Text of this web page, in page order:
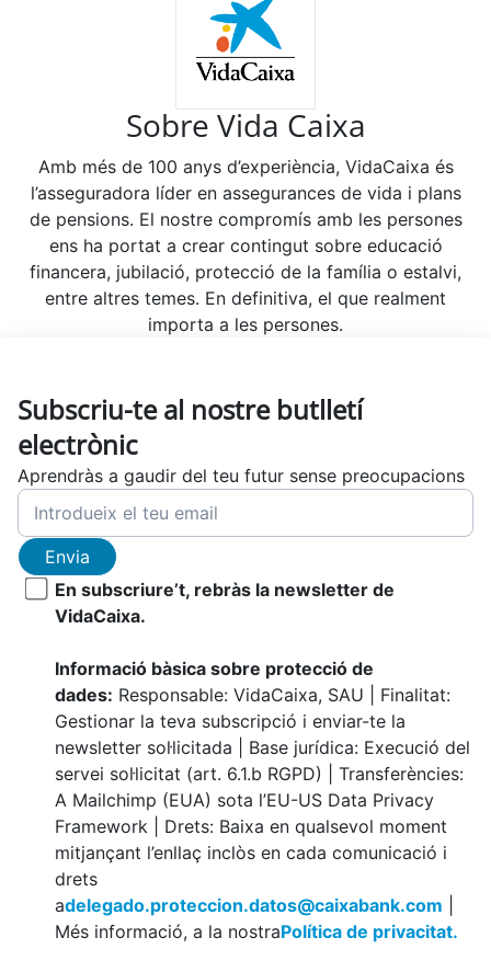
Sobre Vida Caixa
Amb més de 100 anys d’experiència, VidaCaixa és
l’asseguradora líder en assegurances de vida i plans
de pensions. El nostre compromís amb les persones
ens ha portat a crear contingut sobre educació
financera, jubilació, protecció de la família o estalvi,
entre altres temes. En definitiva, el que realment
importa a les persones.
Subscriu-te al nostre butlletí
electrònic
Aprendràs a gaudir del teu futur sense preocupacions
Envia
En subscriure’t, rebràs la newsletter de
VidaCaixa.
Informació bàsica sobre protecció de
dades: Responsable: VidaCaixa, SAU | Finalitat:
Gestionar la teva subscripció i enviar-te la
newsletter sol·licitada | Base jurídica: Execució del
servei sol·licitat (art. 6.1.b RGPD) | Transferències:
A Mailchimp (EUA) sota l’EU-US Data Privacy
Framework | Drets: Baixa en qualsevol moment
mitjançant l’enllaç inclòs en cada comunicació i
drets
adelegado.proteccion.datos@caixabank.com
Més informació, a la nostraPolítica de privacitat.